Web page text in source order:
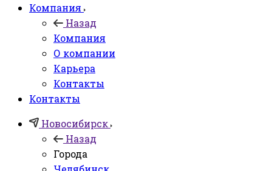
Компания
Назад
Компания
О компании
Карьера
Контакты
Контакты
Новосибирск
Назад
Города